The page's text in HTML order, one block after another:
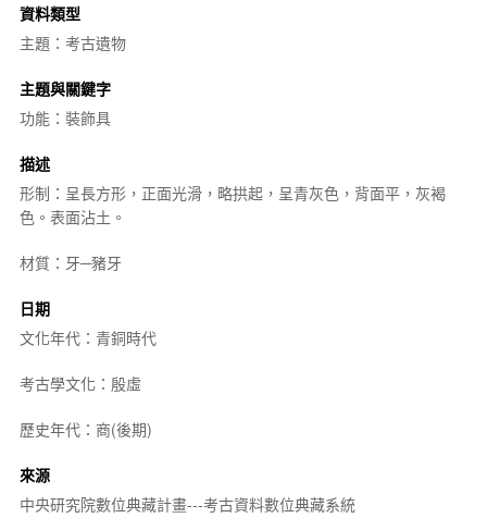
資料類型
主題：考古遺物
主題與關鍵字
功能：裝飾具
描述
形制：呈長方形，正面光滑，略拱起，呈青灰色，背面平，灰褐
色。表面沾土。
材質：牙─豬牙
日期
文化年代：青銅時代
考古學文化：殷虛
歷史年代：商(後期)
來源
中央研究院數位典藏計畫---考古資料數位典藏系統